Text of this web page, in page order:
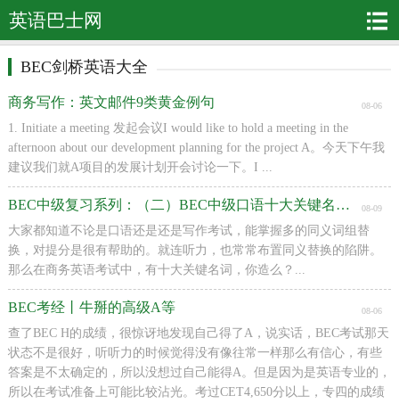
英语巴士网
BEC剑桥英语大全
商务写作：英文邮件9类黄金例句 08-06
1. Initiate a meeting 发起会议I would like to hold a meeting in the
afternoon about our development planning for the project A。今天下午我
建议我们就A项目的发展计划开会讨论一下。I ...
BEC中级复习系列：（二）BEC中级口语十大关键名词及搭配 08-09
大家都知道不论是口语还是还是写作考试，能掌握多的同义词组替
换，对提分是很有帮助的。就连听力，也常常布置同义替换的陷阱。
那么在商务英语考试中，有十大关键名词，你造么？...
BEC考经丨牛掰的高级A等 08-06
查了BEC H的成绩，很惊讶地发现自己得了A，说实话，BEC考试那天
状态不是很好，听听力的时候觉得没有像往常一样那么有信心，有些
答案是不太确定的，所以没想过自己能得A。但是因为是英语专业的，
所以在考试准备上可能比较沾光。考过CET4,650分以上，专四的成绩